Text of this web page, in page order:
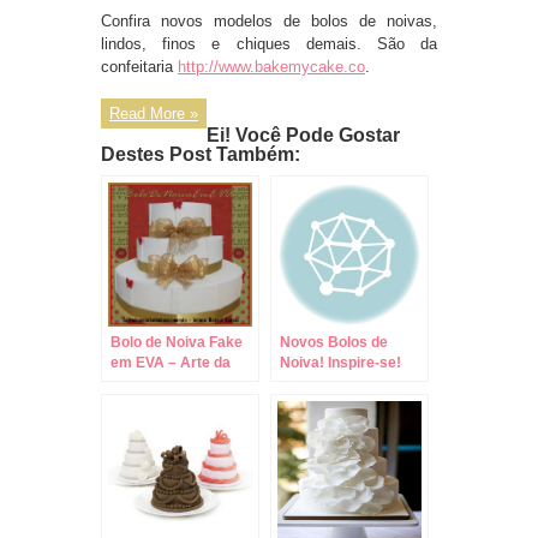
Confira novos modelos de bolos de noivas,
lindos, finos e chiques demais. São da
confeitaria http://www.bakemycake.co
Read More »
Ei! Você Pode Gostar
Destes Post Também:
Bolo de Noiva Fake
em EVA – Arte da
Novos Bolos de
Noiva! Inspire-se!